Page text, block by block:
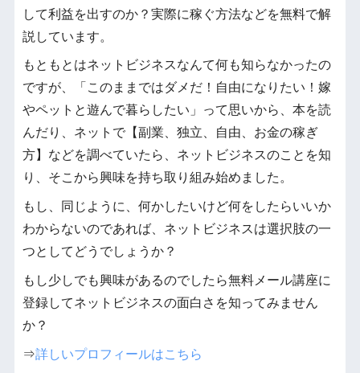
して利益を出すのか？実際に稼ぐ方法などを無料で解
説しています。
もともとはネットビジネスなんて何も知らなかったの
ですが、「このままではダメだ！自由になりたい！嫁
やペットと遊んで暮らしたい」って思いから、本を読
んだり、ネットで【副業、独立、自由、お金の稼ぎ
方】などを調べていたら、ネットビジネスのことを知
り、そこから興味を持ち取り組み始めました。
もし、同じように、何かしたいけど何をしたらいいか
わからないのであれば、ネットビジネスは選択肢の一
つとしてどうでしょうか？
もし少しでも興味があるのでしたら無料メール講座に
登録してネットビジネスの面白さを知ってみません
か？
⇒詳しいプロフィールはこちら